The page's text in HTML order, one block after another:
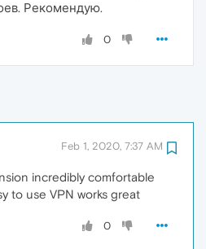
Рекомендую.
0
Feb 1, 2020, 7:37 AM
incredibly comfortable
to use VPN works great
0